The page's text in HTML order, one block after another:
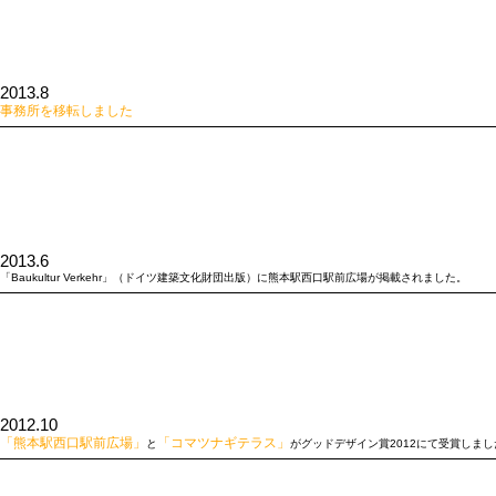
2013.8
事務所を移転しました
2013.6
「Baukultur Verkehr」（ドイツ建築文化財団出版）に熊本駅西口駅前広場が掲載されました。
2012.10
「熊本駅西口駅前広場」 と 「コマツナギテラス」 がグッドデザイン賞2012にて受賞しまし